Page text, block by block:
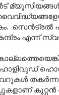
സെൻട്രൽ
എന്ന്
ഹോളിവുഡ്
കൂറ്റൻ